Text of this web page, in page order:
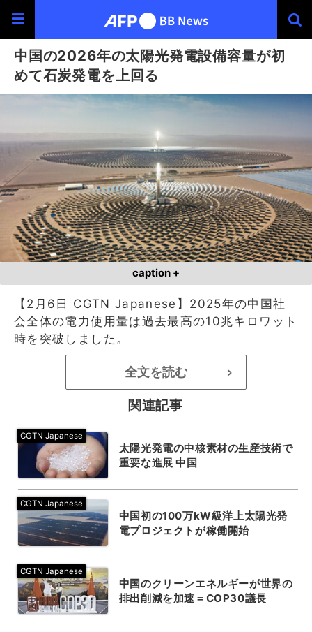
中国の2026年の太陽光発電設備容量が初
めて石炭発電を上回る
caption +
【2月6日 CGTN Japanese】2025年の中国社
会全体の電力使用量は過去最高の10兆キロワット
時を突破しました。
全文を読む >
関連記事
太陽光発電の中核素材の生産技術で
重要な進展 中国
中国初の100万kW級洋上太陽光発
電プロジェクトが稼働開始
中国のクリーンエネルギーが世界の
排出削減を加速＝COP30議長